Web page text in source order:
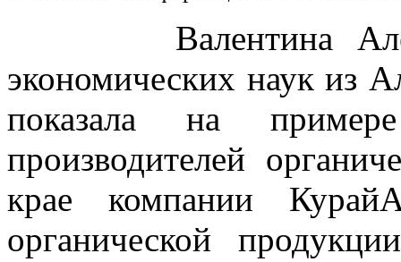
Валентина
экономических наук из
показала на
производителей
крае компании
органической